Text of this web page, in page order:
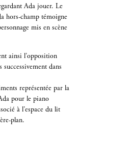
Ada jouer. Le
hors-champ témoigne
mis en scène
ainsi l’opposition
successivement dans
représentée par la
pour le piano
à l’espace du lit
plan.